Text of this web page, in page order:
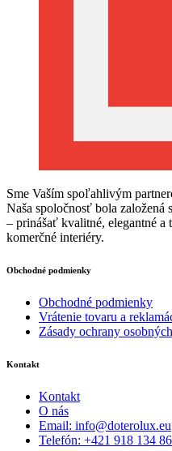
Sme Vaším spoľahlivým
Naša spoločnosť bola založená
– prinášať kvalitné, elegantné a
komerčné interiéry.
Obchodné podmienky
Obchodné podmienky
Vrátenie tovaru a
Zásady ochrany
Kontakt
Kontakt
O nás
Email: info@doterolux.eu
Telefón: +421 918 134